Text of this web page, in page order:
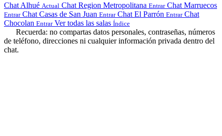
Chat Alhué Actual Chat Region Metropolitana Entrar Chat Marruecos
Entrar Chat Casas de San Juan Entrar Chat El Parrón Entrar Chat
Chocolan Entrar Ver todas las salas Índice
Recuerda: no compartas datos personales, contraseñas, números
de teléfono, direcciones ni cualquier información privada dentro del
chat.